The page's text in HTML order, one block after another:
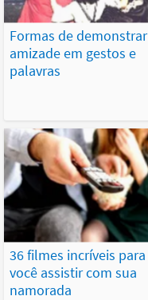
Formas de demonstrar
amizade em gestos e
palavras
36 filmes incríveis para
você assistir com sua
namorada